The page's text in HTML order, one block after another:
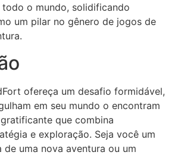
o mundo, solidificando
um pilar no gênero de jogos de
ofereça um desafio formidável,
em seu mundo o encontram
que combina
e exploração. Seja você um
de uma nova aventura ou um